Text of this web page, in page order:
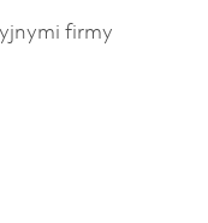
firmy